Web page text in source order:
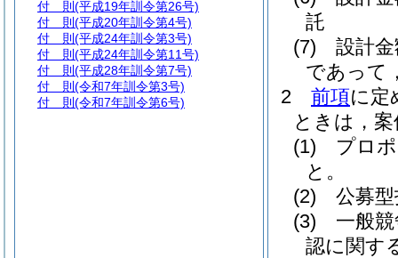
託
(7)
設計
であって
2
前項に定
ときは，
(1)
プロ
と。
(2)
公募
(3)
一般
認に関す
付 則 (平成19年訓令第26号)
付 則 (平成20年訓令第4号)
付 則 (平成24年訓令第3号)
付 則 (平成24年訓令第11号)
付 則 (平成28年訓令第7号)
付 則 (令和7年訓令第3号)
付 則 (令和7年訓令第6号)